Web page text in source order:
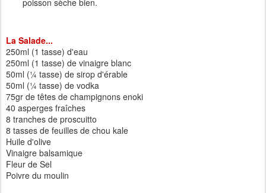
La Salade...
250ml (1 tasse) d'eau
250ml (1 tasse) de vinaigre blanc
50ml (¼ tasse) de sirop d'érable
50ml (¼ tasse) de vodka
75gr de têtes de champignons enoki
40 asperges fraîches
8 tranches de proscuitto
8 tasses de feuilles de chou kale
Huile d'olive
Vinaigre balsamique
Fleur de Sel
Poivre du moulin